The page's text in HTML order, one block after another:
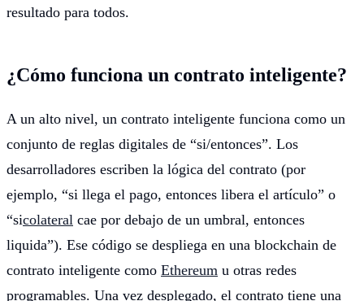
resultado para todos.
¿Cómo funciona un contrato inteligente?
A un alto nivel, un contrato inteligente funciona como un
conjunto de reglas digitales de “si/entonces”. Los
desarrolladores escriben la lógica del contrato (por
ejemplo, “si llega el pago, entonces libera el artículo” o
“sicolateral cae por debajo de un umbral, entonces
liquida”). Ese código se despliega en una blockchain de
contrato inteligente como Ethereum u otras redes
programables. Una vez desplegado, el contrato tiene una